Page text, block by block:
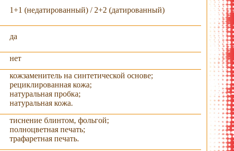
1+1 (недатированный) / 2+2 (датированный)
да
нет
кожзаменитель на синтетической основе;
рециклированная кожа;
натуральная пробка;
натуральная кожа.
тиснение блинтом, фольгой;
полноцветная печать;
трафаретная печать.